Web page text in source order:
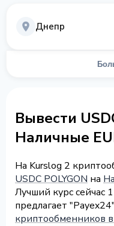
Днепр
Вывести
Наличные
На Kurslog 2
USDC POLYGON на
Лучший курс сейчас
предлагает
криптообменников